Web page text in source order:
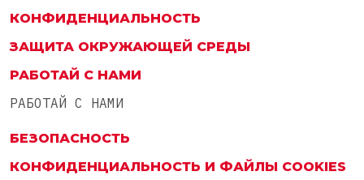
КОНФИДЕНЦИАЛЬНОСТЬ
ЗАЩИТА ОКРУЖАЮЩЕЙ СРЕДЫ
РАБОТАЙ С НАМИ
РАБОТАЙ С НАМИ
БЕЗОПАСНОСТЬ
КОНФИДЕНЦИАЛЬНОСТЬ И ФАЙЛЫ COOKIES